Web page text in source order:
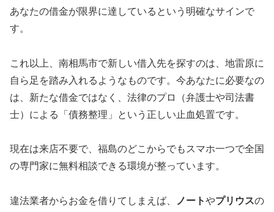
あなたの借金が限界に達しているという明確なサインで
す。
これ以上、南相馬市で新しい借入先を探すのは、地雷原に
自ら足を踏み入れるようなものです。今あなたに必要なの
は、新たな借金ではなく、法律のプロ（弁護士や司法書
士）による「債務整理」という正しい止血処置です。
現在は来店不要で、福島のどこからでもスマホ一つで全国
の専門家に無料相談できる環境が整っています。
違法業者からお金を借りてしまえば、 ノートやプリウスの